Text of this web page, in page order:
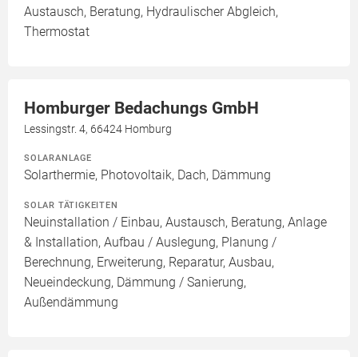
Austausch, Beratung, Hydraulischer Abgleich,
Thermostat
Homburger Bedachungs GmbH
Lessingstr. 4, 66424 Homburg
SOLARANLAGE
Solarthermie, Photovoltaik, Dach, Dämmung
SOLAR TÄTIGKEITEN
Neuinstallation / Einbau, Austausch, Beratung, Anlage
& Installation, Aufbau / Auslegung, Planung /
Berechnung, Erweiterung, Reparatur, Ausbau,
Neueindeckung, Dämmung / Sanierung,
Außendämmung